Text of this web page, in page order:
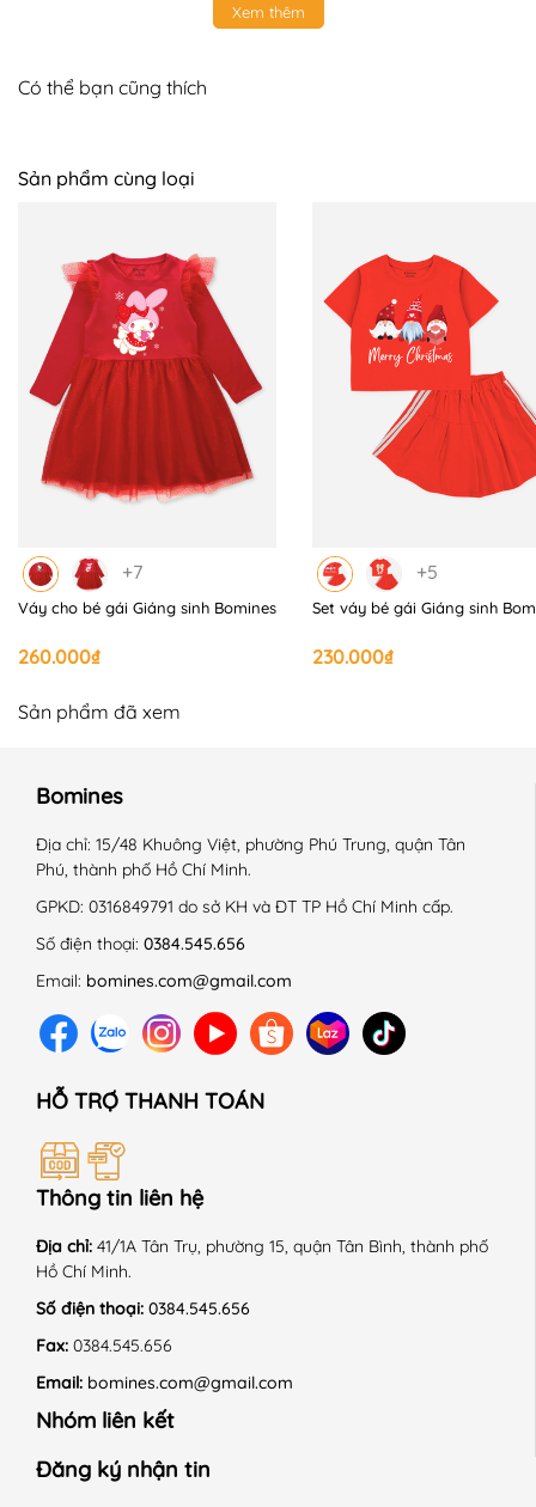
Xem thêm
Có thể bạn cũng thích
Sản phẩm cùng loại
+7
Váy cho bé gái Giáng sinh Bomines
260.000₫
+5
Set váy bé gái Giáng sinh
230.000₫
Sản phẩm đã xem
Bomines
Địa chỉ: 15/48 Khuông Việt, phường Phú Trung, quận Tân
Phú, thành phố Hồ Chí Minh.
GPKD: 0316849791 do sở KH và ĐT TP Hồ Chí Minh cấp.
Số điện thoại: 0384.545.656
Email: bomines.com@gmail.com
HỖ TRỢ THANH TOÁN
Thông tin liên hệ
Địa chỉ: 41/1A Tân Trụ, phường 15, quận Tân Bình, thành phố
Hồ Chí Minh.
Số điện thoại: 0384.545.656
Fax: 0384.545.656
Email: bomines.com@gmail.com
Nhóm liên kết
Đăng ký nhận tin